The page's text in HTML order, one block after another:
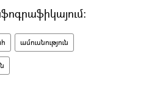
ամուսնություն